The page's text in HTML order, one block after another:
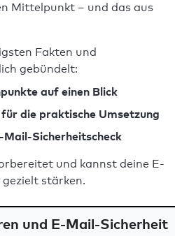
bestanden
Record Prüfergebnis
0 Fehler
Gut
Mittelpunkt – und das aus
Fakten und
gebündelt:
auf einen Blick
die praktische Umsetzung
Sicherheitscheck
und kannst deine E-
stärken.
und E-Mail-Sicherheit